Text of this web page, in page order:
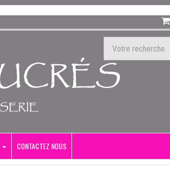
CONTACTEZ NOUS